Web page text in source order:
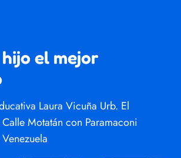
el mejor
Laura Vicuña Urb. El
Motatán con Paramaconi